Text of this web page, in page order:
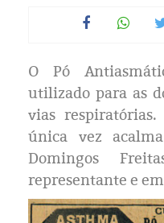
O Pó
utilizado para as
vias
única vez
Domingos
representante e